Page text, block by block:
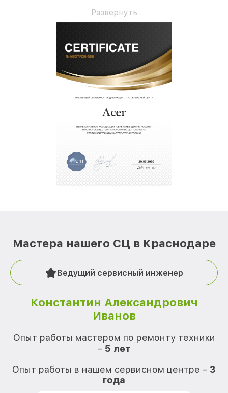
Развернуть
Мастера нашего СЦ в Краснодаре
Ведущий сервисный инженер
Константин Александрович
Иванов
Опыт работы мастером по ремонту техники
– 5 лет
Опыт работы в нашем сервисном центре – 3
года